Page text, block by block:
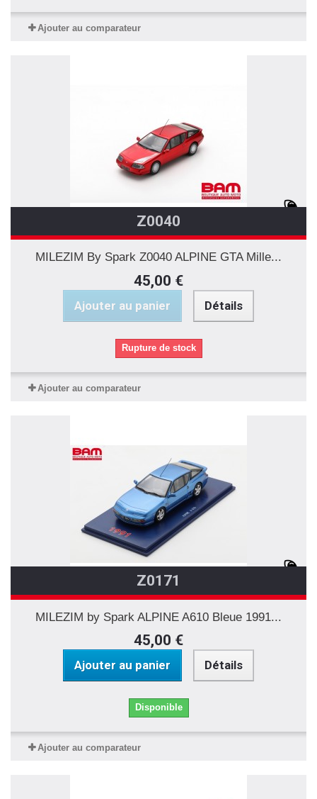
Ajouter au comparateur
Z0040
MILEZIM By Spark Z0040 ALPINE GTA Mille...
45,00 €
Ajouter au panier Détails
Rupture de stock
Ajouter au comparateur
Z0171
MILEZIM by Spark ALPINE A610 Bleue 1991...
45,00 €
Ajouter au panier Détails
Disponible
Ajouter au comparateur